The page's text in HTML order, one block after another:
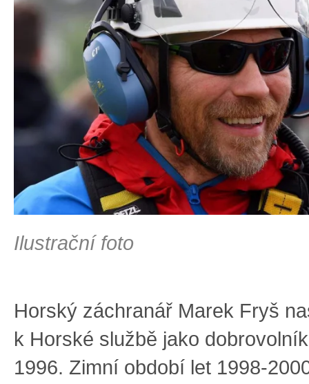
Ilustrační foto
Horský záchranář Marek Fryš
k Horské službě jako
1996. Zimní období let 1998-